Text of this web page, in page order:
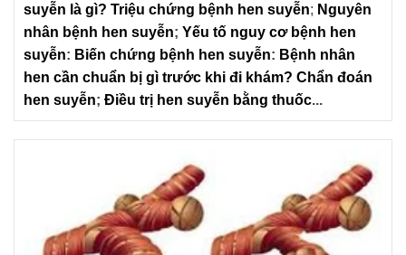
suyễn là gì? Triệu chứng bệnh hen suyễn; Nguyên
nhân bệnh hen suyễn; Yếu tố nguy cơ bệnh hen
suyễn: Biến chứng bệnh hen suyễn: Bệnh nhân
hen cần chuẩn bị gì trước khi đi khám? Chẩn đoán
hen suyễn; Điều trị hen suyễn bằng thuốc...